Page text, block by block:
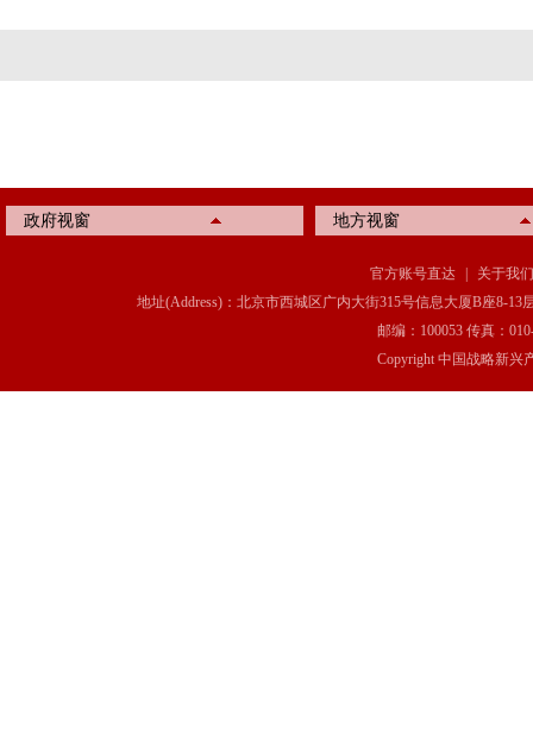
政府视窗 地方视窗
官方账号直达
关于我们
地址(Address)：北京市西城区广内大街315号信息大厦B座8-13
邮编：100053 传真：
Copyright 中国战略新兴